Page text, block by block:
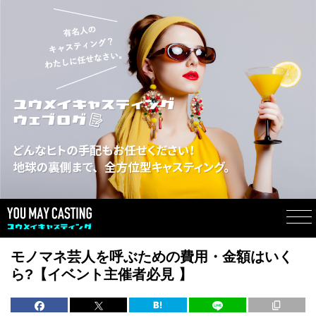
モノマネ芸人を呼ぶための費用・金額はいく
ら?【イベント主催者必見 】